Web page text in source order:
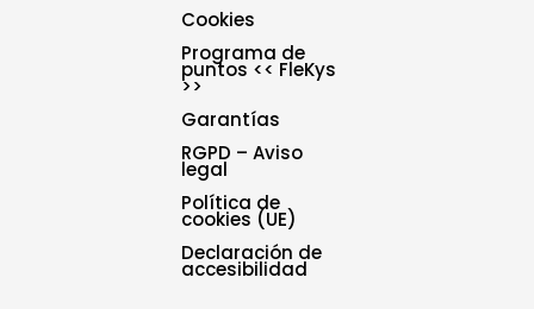
Cookies
Programa de
puntos << FleKys
>>
Garantías
RGPD – Aviso
legal
Política de
cookies (UE)
Declaración de
accesibilidad